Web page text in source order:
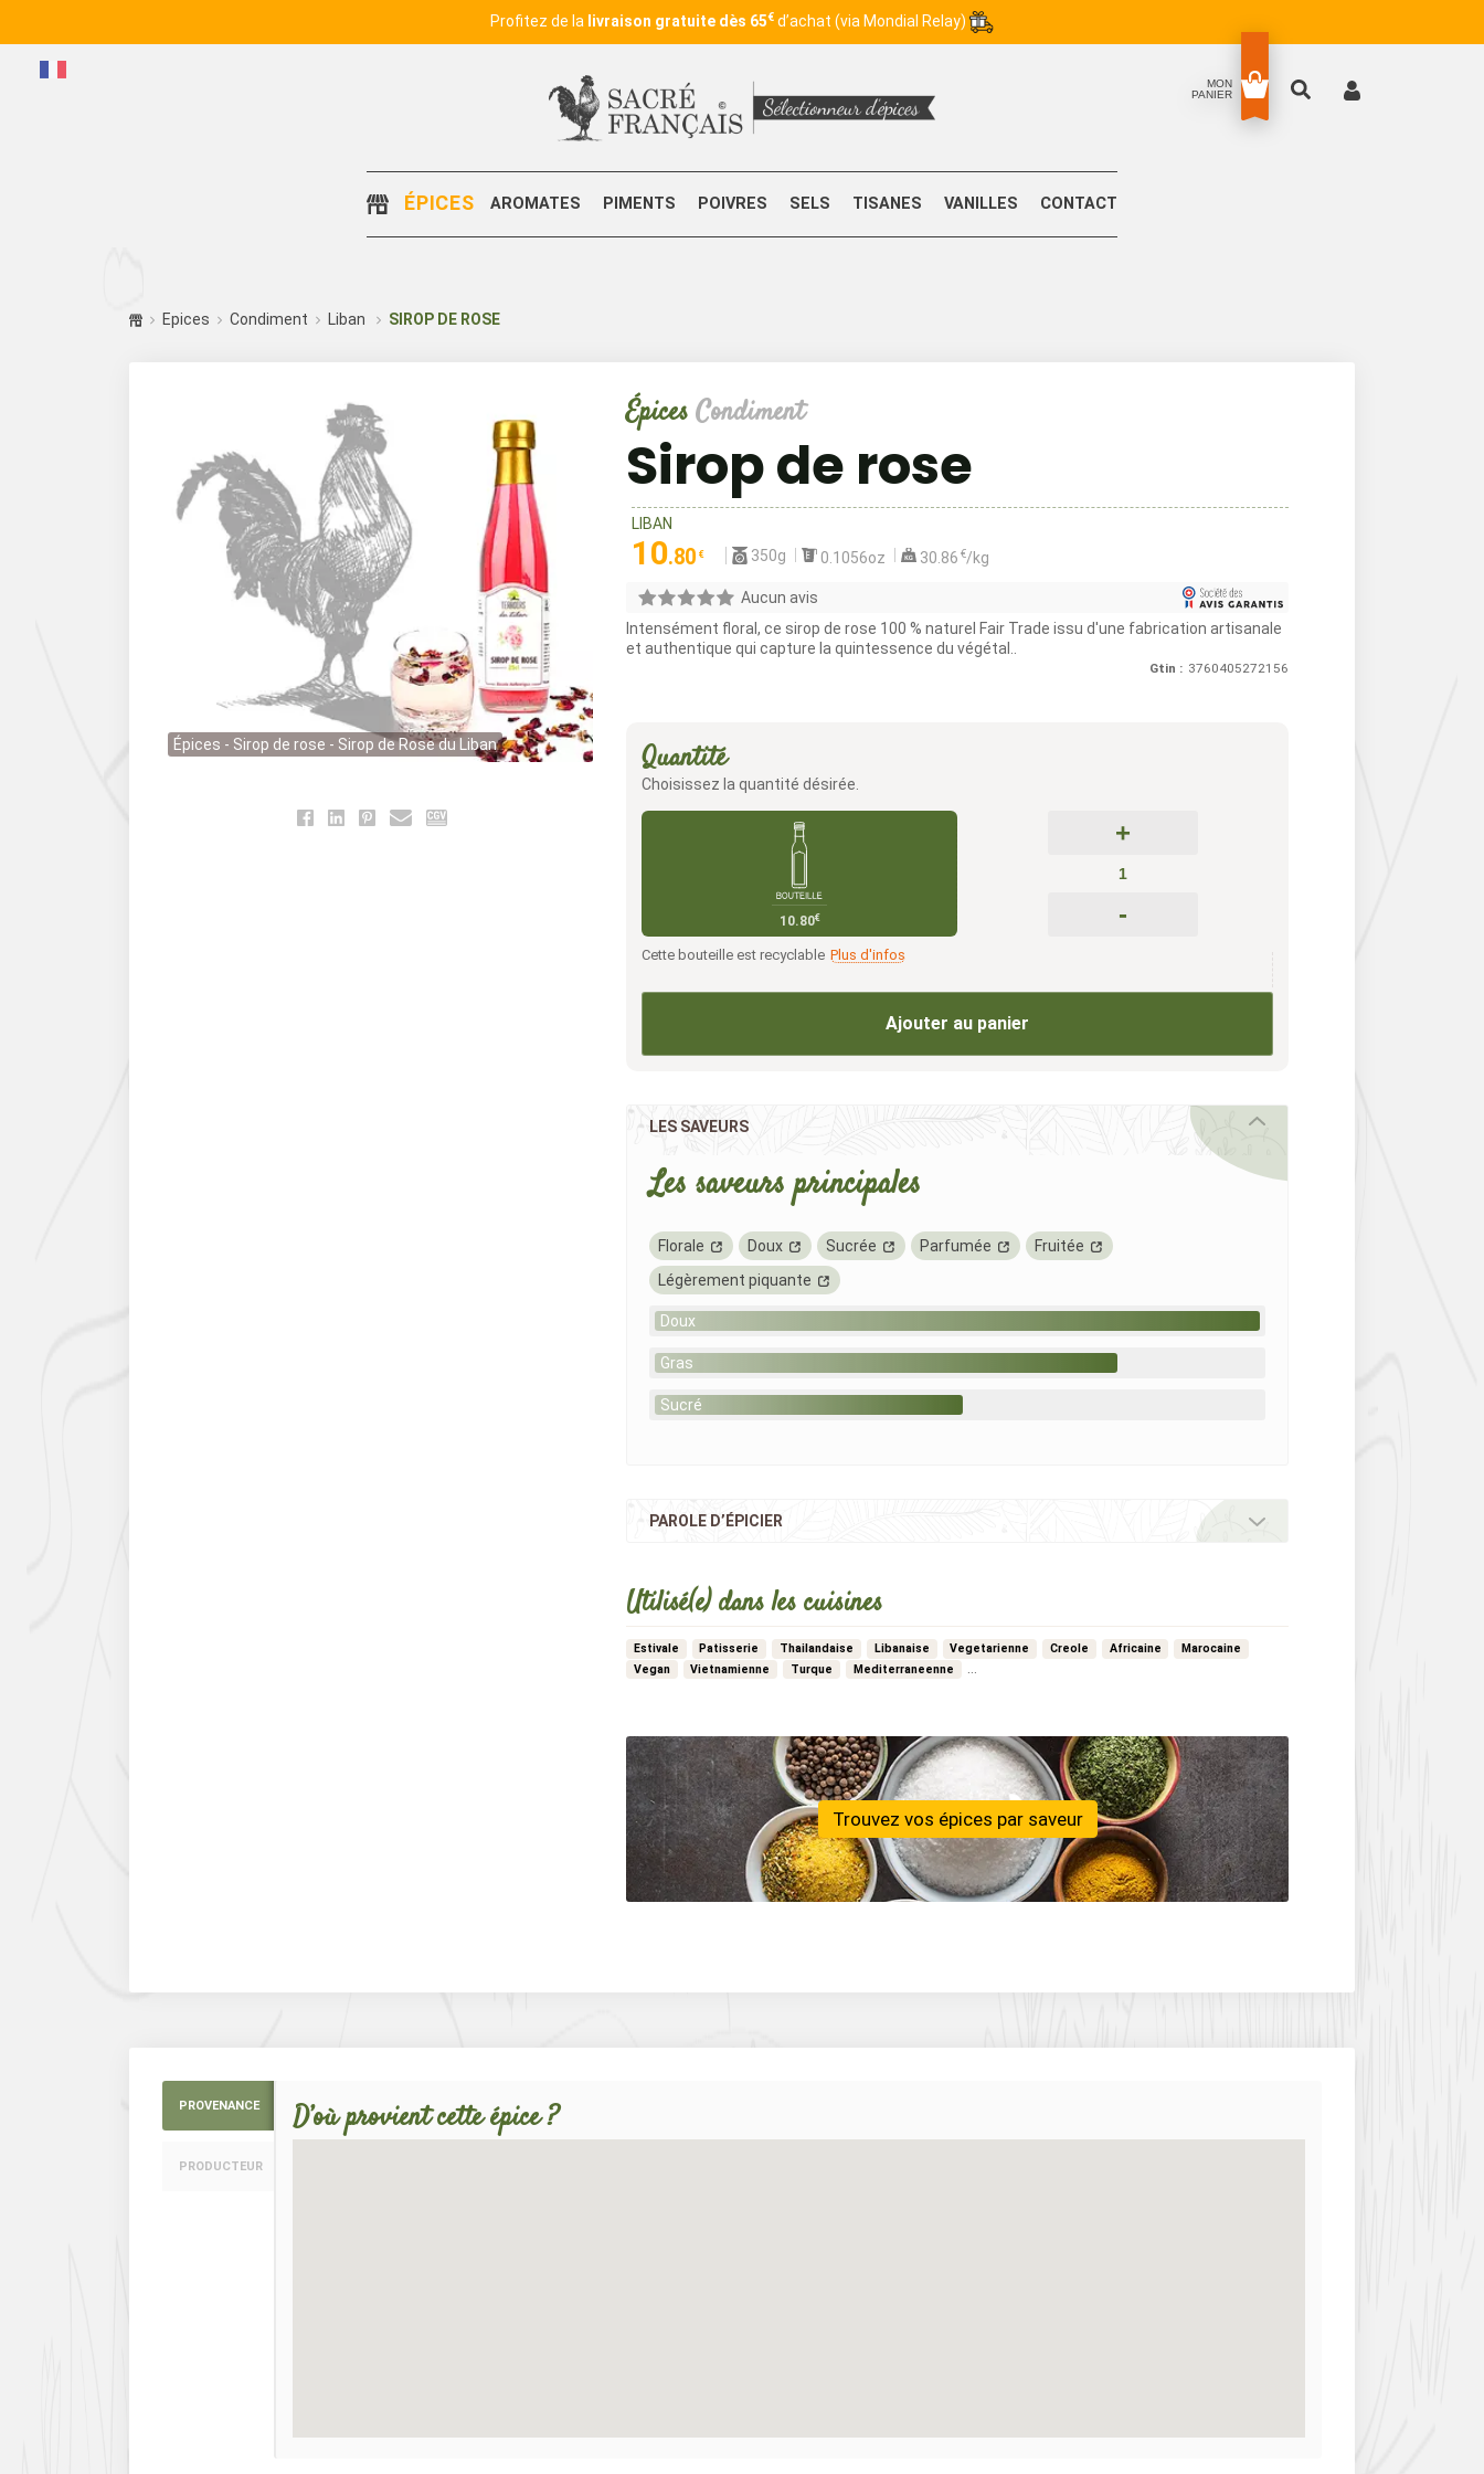
Profitez de la livraison gratuite dès 65€ d’achat (via Mondial Relay)
MON
PANIER
ÉPICES AROMATES PIMENTS POIVRES SELS TISANES VANILLES CONTACT
Epices Condiment Liban SIROP DE ROSE
Épices - Sirop de rose - Sirop de Rose du Liban
Épices Condiment
Sirop de rose
LIBAN
10.80 € 350g 0.1056oz 30.86 €/kg
Aucun avis
Intensément floral, ce sirop de rose 100 % naturel Fair Trade issu d'une fabrication artisanale
et authentique qui capture la quintessence du végétal..
Gtin : 3760405272156
Quantité
Choisissez la quantité désirée.
10.80€
Cette bouteille est recyclable Plus d'infos
+
-
Ajouter au panier
LES SAVEURS
Les saveurs principales
Florale Doux Sucrée Parfumée
Fruitée
Légèrement piquante
Doux
Gras
Sucré
PAROLE D’ÉPICIER
Utilisé(e) dans les cuisines
Estivale Patisserie Thailandaise Libanaise Vegetarienne Creole Africaine
Marocaine
Vegan
Vietnamienne Turque Mediterraneenne
Trouvez vos épices par saveur
PROVENANCE
PRODUCTEUR
D’où provient cette épice ?